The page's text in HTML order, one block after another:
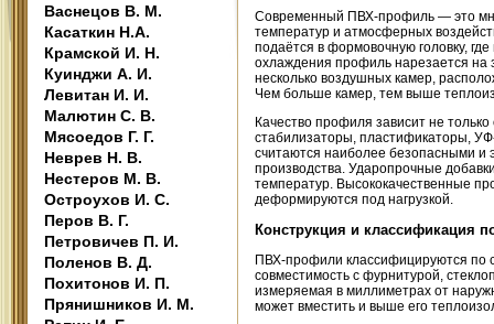
Васнецов В. М.
Касаткин Н.А.
Крамской И. Н.
Куинджи А. И.
Левитан И. И.
Малютин С. В.
Мясоедов Г. Г.
Неврев Н. В.
Нестеров М. В.
Остроухов И. С.
Перов В. Г.
Петровичев П. И.
Поленов В. Д.
Похитонов И. П.
Прянишников И. М.
Современный ПВХ-профиль — это
температур и атмосферных
подаётся в формовочную головку,
охлаждения профиль нарезается на
несколько воздушных камер,
Чем больше камер, тем выше
Качество профиля зависит не
стабилизаторы, пластификаторы,
считаются наиболее безопасными и
производства. Ударопрочные
температур. Высококачественные
деформируются под нагрузкой.
Конструкция и классификация
ПВХ-профили классифицируются по
совместимость с фурнитурой,
измеряемая в миллиметрах от
может вместить и выше его